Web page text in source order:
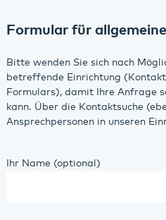
Formular für
Bitte wenden Sie sich nach
betreffende Einrichtung
Formulars), damit Ihre Anfrage
kann. Über die Kontaktsuche
Ansprechpersonen in unseren
Ihr Name (optional)